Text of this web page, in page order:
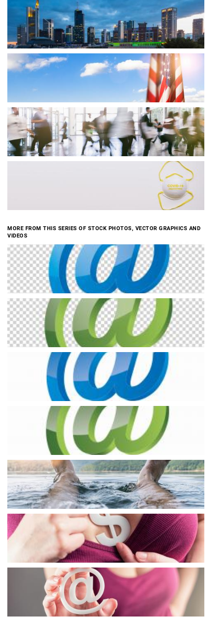
MORE FROM THIS SERIES OF STOCK PHOTOS, VECTOR GRAPHICS AND
VIDEOS